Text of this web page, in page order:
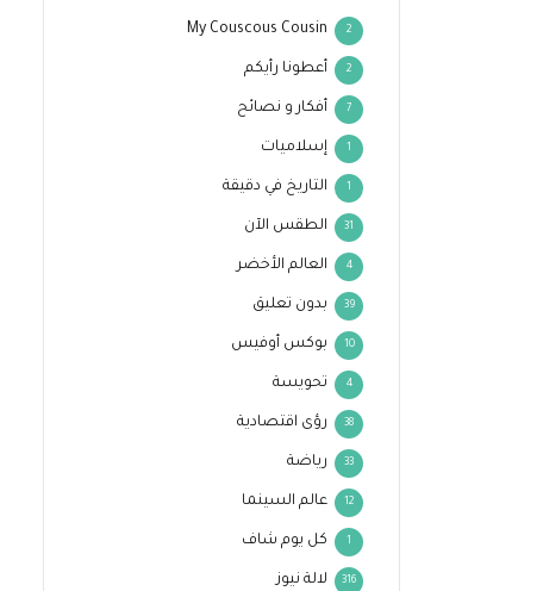
My Couscous Cousin 2
أعطونا رأيكم 2
أفكار و نصائح 7
إسلاميات 1
التاريخ في دقيقة 1
الطقس الآن 31
العالم الأخضر 4
بدون تعليق 39
بوكس أوفيس 10
تحويسة 4
رؤى اقتصادية 38
رياضة 33
عالم السينما 12
كل يوم شاف 1
لالة نيوز 316